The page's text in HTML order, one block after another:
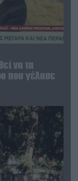
να τα
που γέλασε